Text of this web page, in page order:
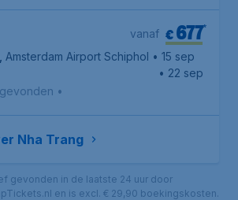
€677*
vanaf
Amsterdam Airport Schiphol • 15 sep
Luchthaven Cam Ranh
• 22 sep
•
Nha Trang
gevonden in de laatste 24 uur door
en is excl. € 29,90 boekingskosten.